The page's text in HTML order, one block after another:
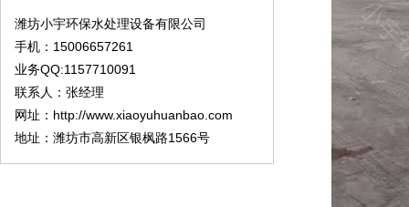
潍坊小宇环保水处理设备有限公司
手机：15006657261
业务QQ:1157710091
联系人：张经理
网址：http://www.xiaoyuhuanbao.com
地址：潍坊市高新区银枫路1566号